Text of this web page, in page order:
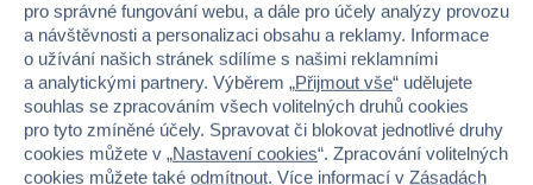
Anonymní 28. 10. 2025
Ověřená recenze Heureka.cz
pro správné fungování webu, a dále pro účely analýzy provozu
a návštěvnosti a personalizaci obsahu a reklamy. Informace
o užívání našich stránek sdílíme s našimi reklamními
a analytickými partnery. Výběrem „Přijmout vše“ udělujete
souhlas se zpracováním všech volitelných druhů cookies
pro tyto zmíněné účely. Spravovat či blokovat jednotlivé druhy
cookies můžete v „Nastavení cookies“. Zpracování volitelných
cookies můžete také odmítnout. Více informací v Zásadách